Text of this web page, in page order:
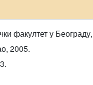
факултет у
2005.